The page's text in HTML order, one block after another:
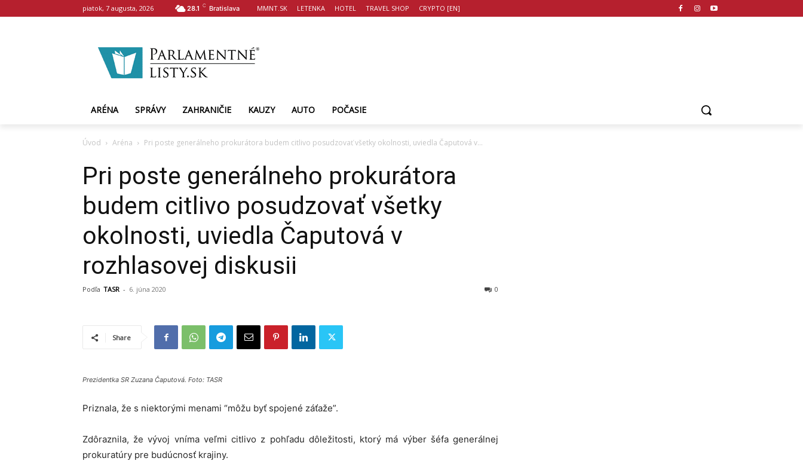
piatok, 7 augusta, 2026 28.1 C Bratislava MMNT.SK LETENKA HOTEL TRAVEL SHOP CRYPTO [EN]
ARÉNA SPRÁVY ZAHRANIČIE KAUZY AUTO POČASIE
Úvod Aréna Pri poste generálneho prokurátora budem citlivo posudzovať všetky okolnosti, uviedla Čaputová v...
Pri poste generálneho prokurátora
budem citlivo posudzovať všetky
okolnosti, uviedla Čaputová v
rozhlasovej diskusii
Podľa TASR - 6. júna 2020 0
Share
Prezidentka SR Zuzana Čaputová. Foto: TASR
Priznala, že s niektorými menami “môžu byť spojené záťaže”.
Zdôraznila, že vývoj vníma veľmi citlivo z pohľadu dôležitosti, ktorý má výber šéfa generálnej
prokuratúry pre budúcnosť krajiny.